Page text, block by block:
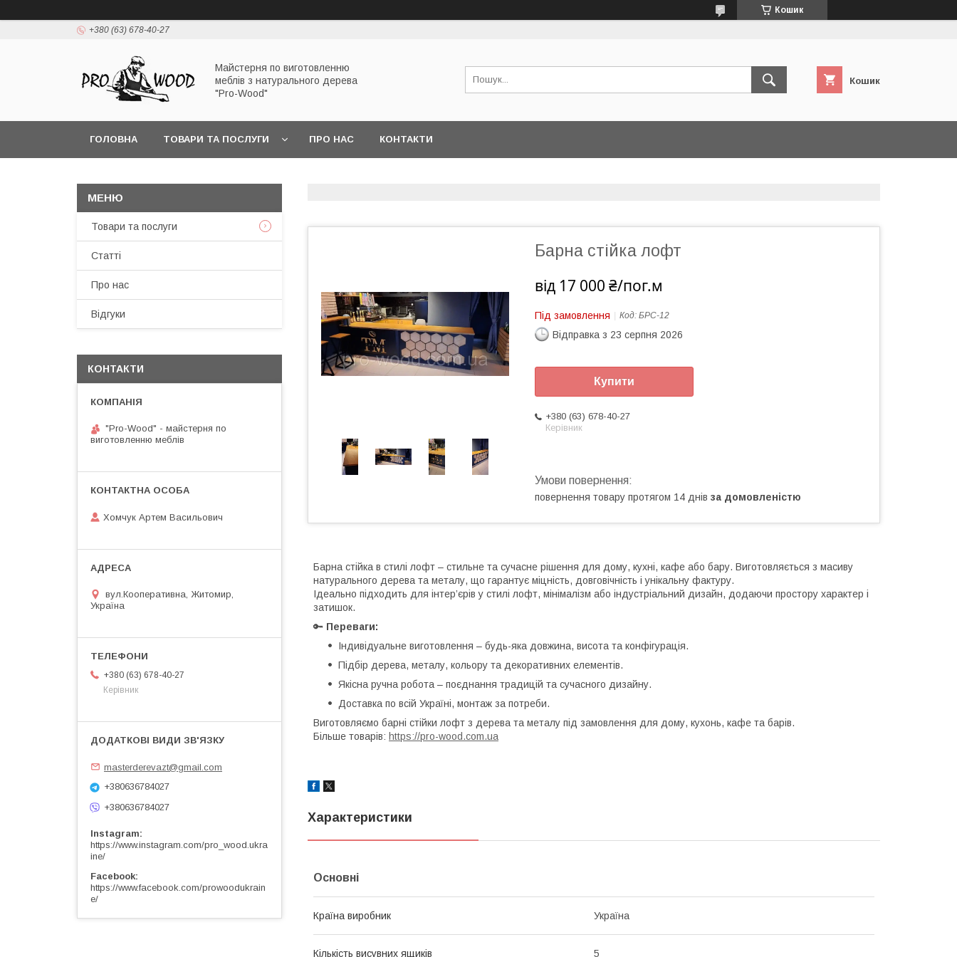
Кошик
+380 (63) 678-40-27
Майстерня по виготовленню
меблів з натурального дерева
"Pro-Wood"
Кошик
ГОЛОВНА ТОВАРИ ТА ПОСЛУГИ ПРО НАС КОНТАКТИ
Барна стійка лофт
від 17 000 ₴/пог.м
Під замовлення Код: БРС-12
Відправка з 23 серпня 2026
Купити
+380 (63) 678-40-27
Керівник
повернення товару протягом 14 днів за домовленістю
Барна стійка в стилі лофт – стильне та сучасне рішення для дому, кухні, кафе або бару. Виготовляється з масиву
натурального дерева та металу, що гарантує міцність, довговічність і унікальну фактуру.
Ідеально підходить для інтер’єрів у стилі лофт, мінімалізм або індустріальний дизайн, додаючи простору характер і
затишок.
🔑 Переваги:
Індивідуальне виготовлення – будь-яка довжина, висота та конфігурація.
Підбір дерева, металу, кольору та декоративних елементів.
Якісна ручна робота – поєднання традицій та сучасного дизайну.
Доставка по всій Україні, монтаж за потреби.
Виготовляємо барні стійки лофт з дерева та металу під замовлення для дому, кухонь, кафе та барів.
Більше товарів: https://pro-wood.com.ua
Характеристики
Основні
Країна виробник Україна
Кількість висувних ящиків 5
Товари та послуги
Статті
Про нас
Відгуки
КОНТАКТИ
"Pro-Wood" - майстерня по
виготовленню меблів
Хомчук Артем Васильович
вул.Кооперативна, Житомир,
Україна
+380 (63) 678-40-27
Керівник
masterderevazt@gmail.com
+380636784027
+380636784027
Instagram
https://www.instagram.com/pro_wood.ukra
ine/
Facebook
https://www.facebook.com/prowoodukrain
e/